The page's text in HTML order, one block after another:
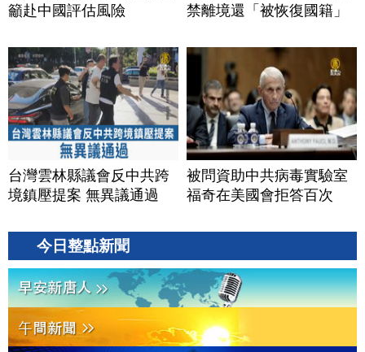
籲赴中國評估風險
禁離境還「被恢復國籍」
台灣雲林縣議會反中共跨
境鎮壓提案 無異議通過
被問資助中共病毒實驗室
福奇在美國會拒答百次
今日整點新聞